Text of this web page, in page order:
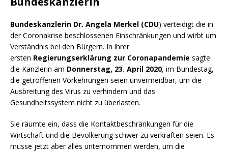
Bundeskanzlerin Dr. Angela Merkel (CDU) verteidigt die in
der Coronakrise beschlossenen Einschränkungen und wirbt um
Verständnis bei den Bürgern. In ihrer
ersten Regierungserklärung zur Coronapandemie sagte
die Kanzlerin am Donnerstag, 23. April 2020, im Bundestag,
die getroffenen Vorkehrungen seien unvermeidbar, um die
Ausbreitung des Virus zu verhindern und das
Gesundheitssystem nicht zu überlasten.
Sie räumte ein, dass die Kontaktbeschränkungen für die
Wirtschaft und die Bevölkerung schwer zu verkraften seien. Es
müsse jetzt aber alles unternommen werden, um die